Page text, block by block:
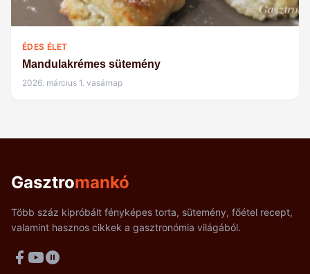
ÉDES ÉLET
Mandulakrémes sütemény
2026. március 1. vasárnap
Gasztromankó
Több száz kipróbált fényképes torta, sütemény, főétel recept,
valamint hasznos cikkek a gasztronómia világából.